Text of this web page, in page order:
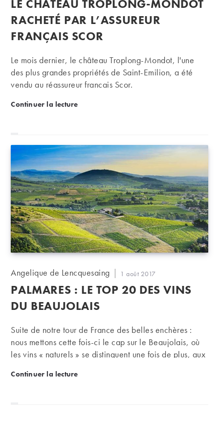
la
publication :
LE CHÂTEAU TROPLONG-MONDOT
RACHETÉ PAR L’ASSUREUR
FRANÇAIS SCOR
Le mois dernier, le château Troplong-Mondot, l'une
des plus grandes propriétés de Saint-Emilion, a été
vendu au réassureur français Scor.
Continuer la lectureLe château Troplong-Mondot racheté par
Auteur/autrice
la
publication :
Angelique de Lencquesaing
Publication
publiée :
1 août 2017
PALMARES : LE TOP 20 DES VINS
DU BEAUJOLAIS
Suite de notre tour de France des belles enchères :
nous mettons cette fois-ci le cap sur le Beaujolais, où
les vins « naturels » se distinguent une fois de plus, aux
mais qui témoignent de la diversité des vins, et de
Continuer la lecturePALMARES : le TOP 20 des vins du Beaujolais